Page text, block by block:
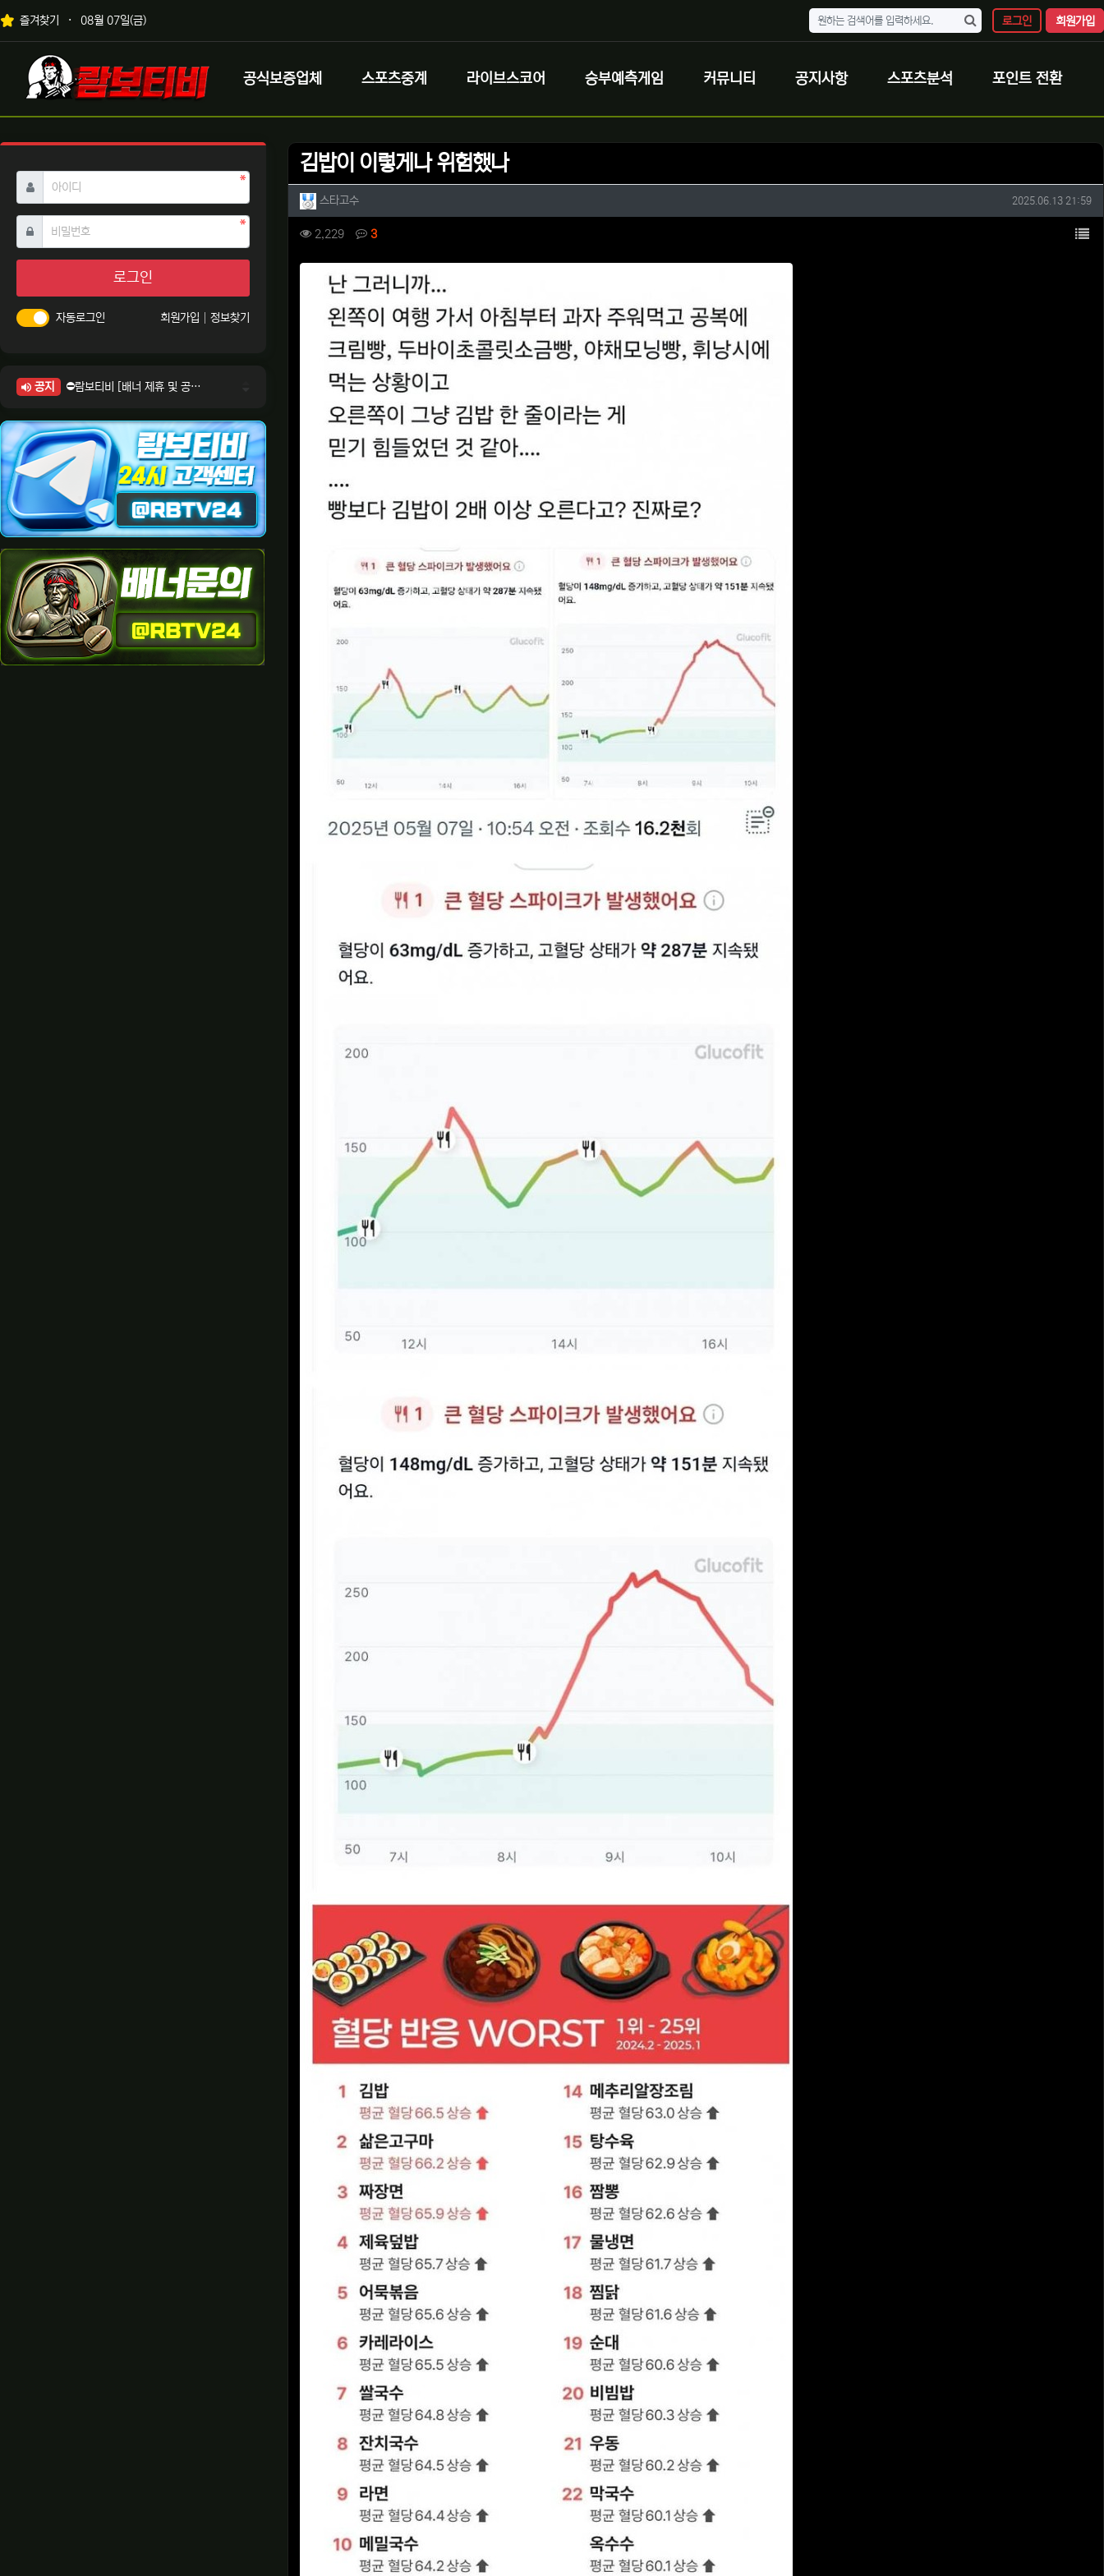
상단 네비
즐겨찾기 08월 07일(금) 로그인 회원가입
메인 메뉴
로고
공식보증업체 스포츠중계 라이브스코어 승부예측게임 커뮤니티 공지사항 스포츠분석 포인트 전환
김밥이 이렇게나 위험했나
작성자 정보
스타고수작성 작성일
2025.06.13 21:59
컨텐츠 정보
2,229조회 3댓글 목
본문
아이디 필수
비밀번호필수
로그인
자동로그인 회원가입 정보찾기
공지
⛔람보티비 [배너 제휴 및 공식 입점 문의 안내]
⛔람보티비 [정회원 등급UP! 안내사항]
⛔람보티비 [채팅방 이용시 주의사항]
⛔람보티비 [공식보증업체 안내]